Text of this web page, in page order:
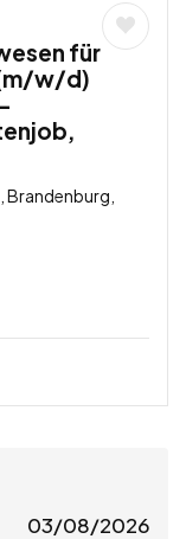
für
w/d)
Brandenburg,
03/08/2026